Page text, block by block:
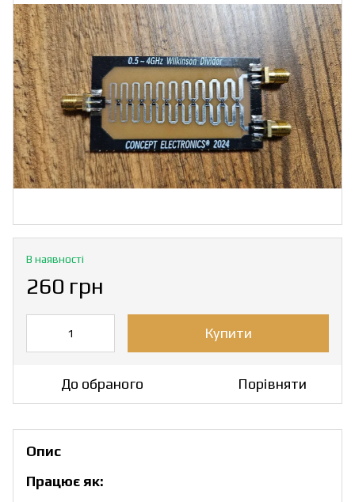
В наявності
260 грн
Купити
До обраного Порівняти
Опис
Працює як: